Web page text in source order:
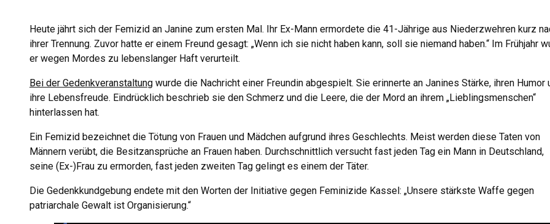
Heute jährt sich der Femizid an Janine zum ersten Mal. Ihr Ex-Mann ermordete die 41-Jährige aus Niederzwehren kurz
ihrer Trennung. Zuvor hatte er einem Freund gesagt: „Wenn ich sie nicht haben kann, soll sie niemand haben.“ Im Frühjahr
er wegen Mordes zu lebenslanger Haft verurteilt.
Bei der Gedenkveranstaltung wurde die Nachricht einer Freundin abgespielt. Sie erinnerte an Janines Stärke, ihren Humor
ihre Lebensfreude. Eindrücklich beschrieb sie den Schmerz und die Leere, die der Mord an ihrem „Lieblingsmenschen“
hinterlassen hat.
Ein Femizid bezeichnet die Tötung von Frauen und Mädchen aufgrund ihres Geschlechts. Meist werden diese Taten von
Männern verübt, die Besitzansprüche an Frauen haben. Durchschnittlich versucht fast jeden Tag ein Mann in Deutschland,
seine (Ex-)Frau zu ermorden, fast jeden zweiten Tag gelingt es einem der Täter.
Die Gedenkkundgebung endete mit den Worten der Initiative gegen Feminizide Kassel: „Unsere stärkste Waffe gegen
patriarchale Gewalt ist Organisierung.“